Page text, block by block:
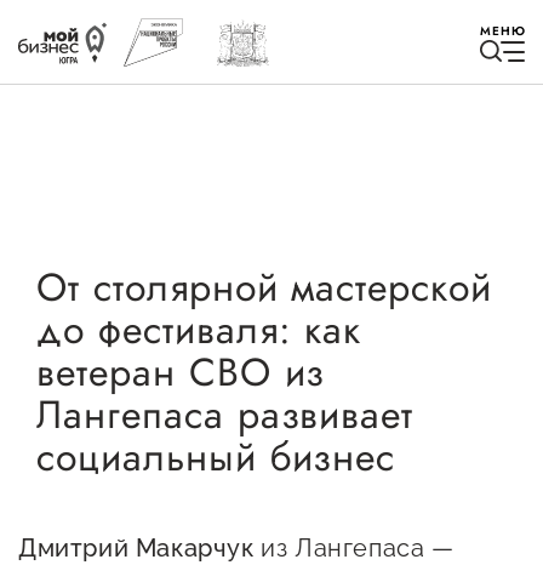
МЕНЮ
Быть в курсе
Истории успеха
Мероприятия
Онлайн-витрина продукции
От столярной мастерской
до фестиваля: как
ветеран СВО из
Лангепаса развивает
социальный бизнес
Дмитрий Макарчук из Лангепаса —